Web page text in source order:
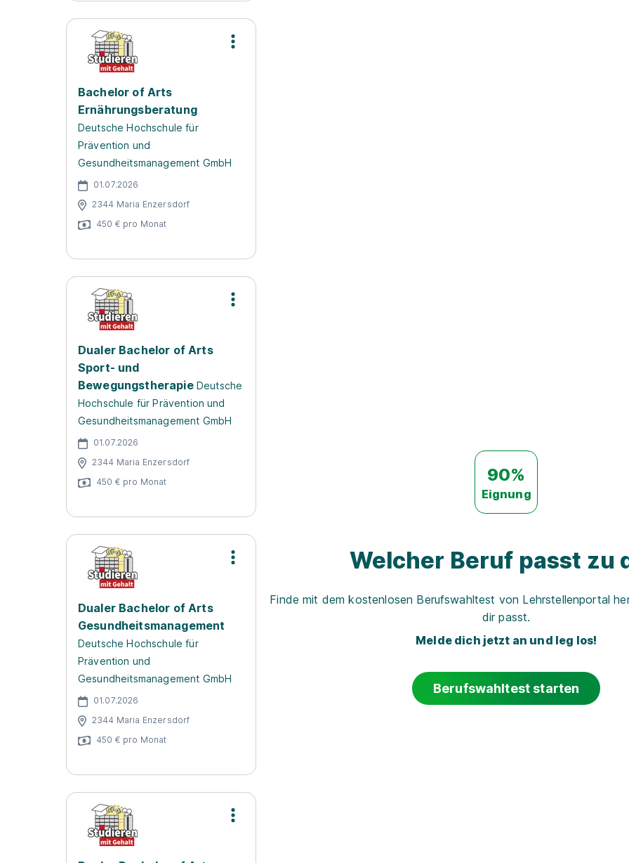
Bachelor of Arts
Ernährungsberatung
Deutsche Hochschule für
Prävention und
Gesundheitsmanagement GmbH
01.07.2026
2344 Maria Enzersdorf
450 € pro Monat
Dualer Bachelor of Arts
Sport- und
Bewegungstherapie Deutsche
Hochschule für Prävention und
Gesundheitsmanagement GmbH
01.07.2026
2344 Maria Enzersdorf
450 € pro Monat
Dualer Bachelor of Arts
Gesundheitsmanagement
Deutsche Hochschule für
Prävention und
Gesundheitsmanagement GmbH
01.07.2026
2344 Maria Enzersdorf
450 € pro Monat
90%
Eignung
Welcher Beruf passt zu
Finde mit dem kostenlosen Berufswahltest von Lehrstellenportal
dir passt.
Melde dich jetzt an und leg los!
Berufswahltest starten